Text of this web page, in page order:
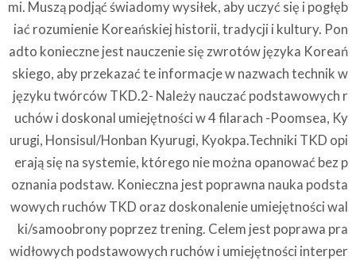
mi. Muszą podjąć świadomy wysiłek, aby uczyć się i pogłęb
iać rozumienie Koreańskiej historii, tradycji i kultury. Pon
adto konieczne jest nauczenie się zwrotów języka Koreań
skiego, aby przekazać te informacje w nazwach technik w
języku twórców TKD.2- Należy nauczać podstawowych r
uchów i doskonal umiejętności w 4 filarach -Poomsea, Ky
urugi, Honsisul/Honban Kyurugi, Kyokpa.Techniki TKD opi
erają się na systemie, którego nie można opanować bez p
oznania podstaw. Konieczna jest poprawna nauka podsta
wowych ruchów TKD oraz doskonalenie umiejętności wal
ki/samoobrony poprzez trening. Celem jest poprawa pra
widłowych podstawowych ruchów i umiejętności interper